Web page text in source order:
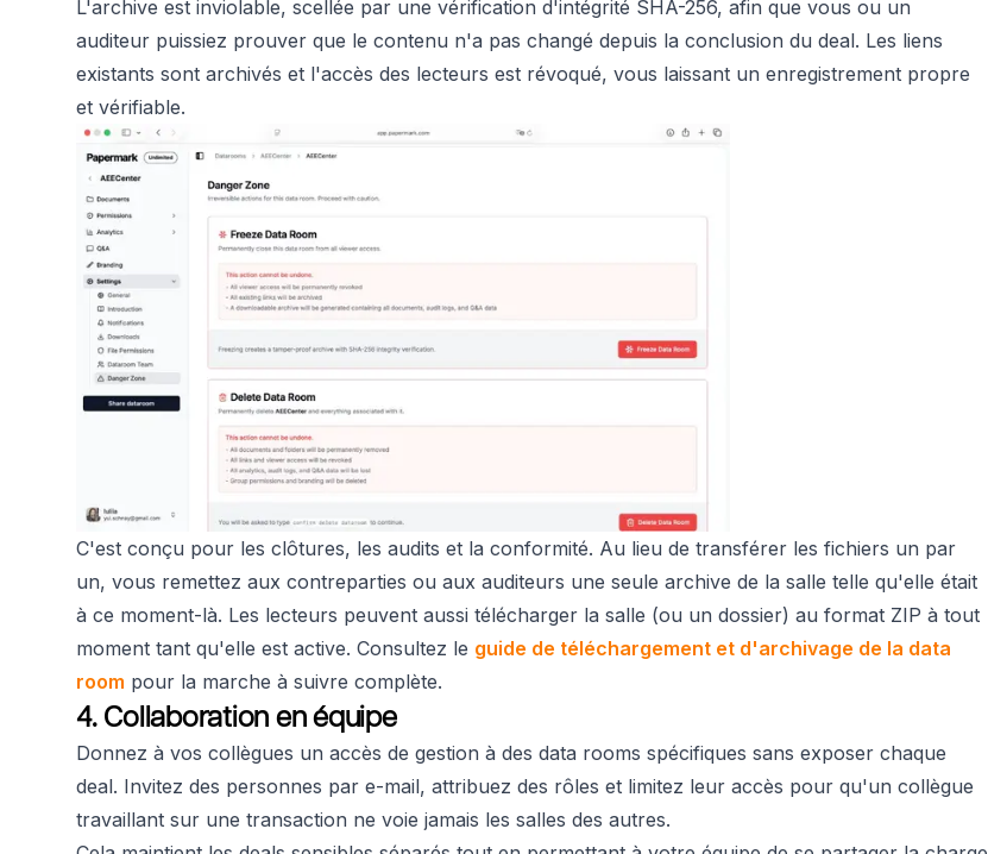
L'archive est inviolable, scellée par une vérification d'intégrité SHA-256, afin que vous ou un
auditeur puissiez prouver que le contenu n'a pas changé depuis la conclusion du deal. Les liens
existants sont archivés et l'accès des lecteurs est révoqué, vous laissant un enregistrement propre
et vérifiable.
C'est conçu pour les clôtures, les audits et la conformité. Au lieu de transférer les fichiers un par
un, vous remettez aux contreparties ou aux auditeurs une seule archive de la salle telle qu'elle était
à ce moment-là. Les lecteurs peuvent aussi télécharger la salle (ou un dossier) au format ZIP à tout
moment tant qu'elle est active. Consultez le guide de téléchargement et d'archivage de la data
room pour la marche à suivre complète.
4. Collaboration en équipe
Donnez à vos collègues un accès de gestion à des data rooms spécifiques sans exposer chaque
deal. Invitez des personnes par e-mail, attribuez des rôles et limitez leur accès pour qu'un collègue
travaillant sur une transaction ne voie jamais les salles des autres.